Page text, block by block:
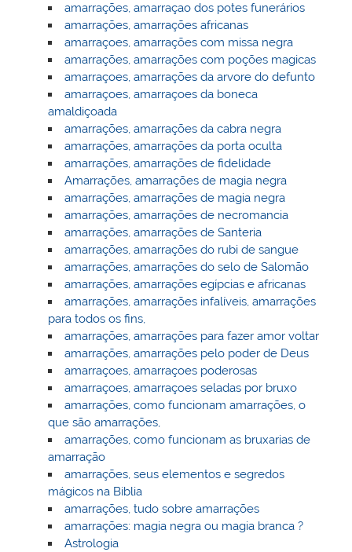
amarrações, amarraçao dos potes funerários
amarrações, amarrações africanas
amarraçoes, amarrações com missa negra
amarrações, amarrações com poções magicas
amarraçoes, amarrações da arvore do defunto
amarraçoes, amarraçoes da boneca
amaldiçoada
amarrações, amarrações da cabra negra
amarrações, amarrações da porta oculta
amarrações, amarrações de fidelidade
Amarrações, amarrações de magia negra
amarrações, amarrações de magia negra
amarrações, amarrações de necromancia
amarrações, amarrações de Santeria
amarrações, amarrações do rubi de sangue
amarrações, amarrações do selo de Salomão
amarrações, amarrações egípcias e africanas
amarrações, amarrações infalíveis, amarrações
para todos os fins,
amarrações, amarrações para fazer amor voltar
amarrações, amarrações pelo poder de Deus
amarraçoes, amarraçoes poderosas
amarraçoes, amarraçoes seladas por bruxo
amarrações, como funcionam amarrações, o
que são amarrações,
amarrações, como funcionam as bruxarias de
amarração
amarrações, seus elementos e segredos
mágicos na Biblia
amarrações, tudo sobre amarrações
amarrações: magia negra ou magia branca ?
Astrologia